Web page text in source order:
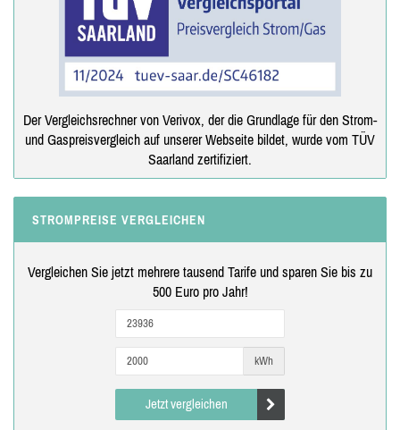
Der Vergleichsrechner von Verivox, der die Grundlage für den Strom-
und Gaspreisvergleich auf unserer Webseite bildet, wurde vom TÜV
Saarland zertifiziert.
STROMPREISE VERGLEICHEN
Vergleichen Sie jetzt mehrere tausend Tarife und sparen Sie bis zu
500 Euro pro Jahr!
kWh
Jetzt vergleichen